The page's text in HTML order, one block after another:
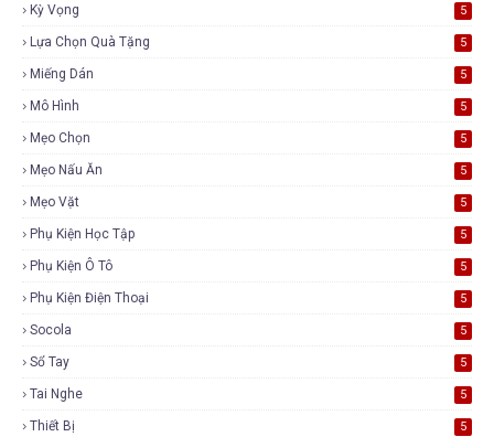
Kỳ Vọng 5
Lựa Chọn Quà Tặng 5
Miếng Dán 5
Mô Hình 5
Mẹo Chọn 5
Mẹo Nấu Ăn 5
Mẹo Vặt 5
Phụ Kiện Học Tập 5
Phụ Kiện Ô Tô 5
Phụ Kiện Điện Thoại 5
Socola 5
Sổ Tay 5
Tai Nghe 5
Thiết Bị 5